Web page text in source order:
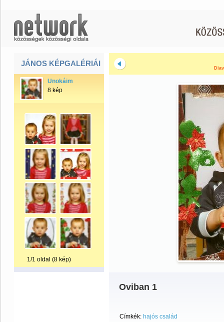
JÁNOS KÉPGALÉRIÁI
Unokáim
8 kép
1/1 oldal (8 kép)
Oviban 1
Címkék: hajós család